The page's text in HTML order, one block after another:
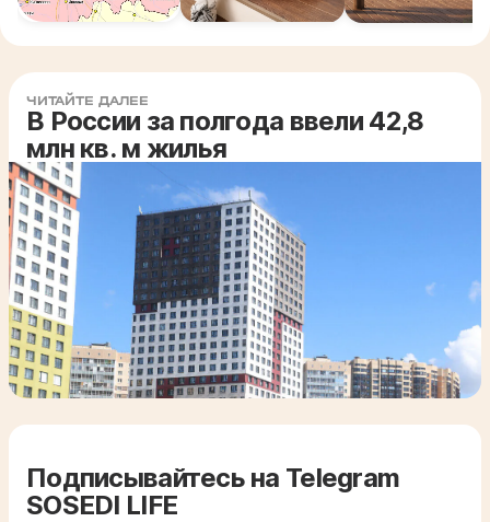
ЧИТАЙТЕ ДАЛЕЕ
В России за полгода ввели 42,8
млн кв. м жилья
Подписывайтесь на Telegram
SOSEDI LIFE